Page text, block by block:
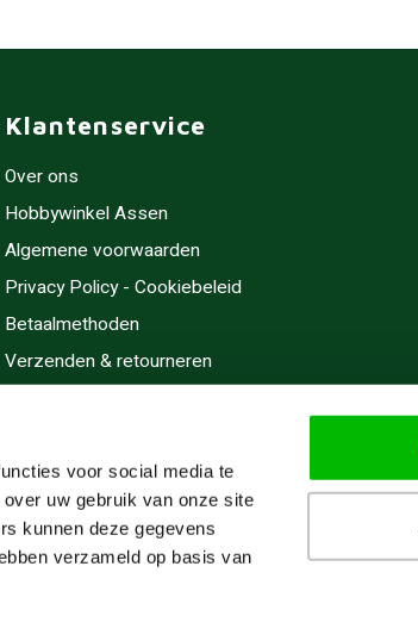
voor social media te
uw gebruik van onze site
kunnen deze gegevens
verzameld op basis van
Klantenservice
Over ons
Hobbywinkel Assen
Algemene voorwaarden
Privacy Policy - Cookiebeleid
Betaalmethoden
Verzenden & retourneren
Cadeaubonnen
Inlijsten
Servicegebieden